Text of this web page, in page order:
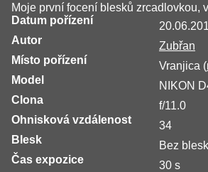
Moje první focení blesků zrcadlovkou,
Datum pořízení
Autor
Zubřan
Místo pořízení
Vranjica (
Model
NIKON
Clona
f/11.0
Ohnisková vzdálenost
34
Blesk
Bez
Čas expozice
30 s